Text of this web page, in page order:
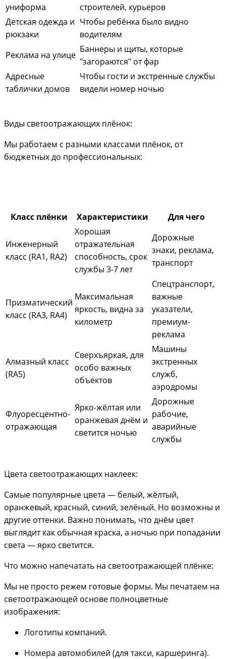
униформа
строителей, курьеров
Детская одежда и
рюкзаки
Чтобы ребёнка было видно
водителям
Реклама на улице
Баннеры и щиты, которые
"загораются" от фар
Адресные
таблички домов
Чтобы гости и экстренные службы
видели номер ночью
Виды светоотражающих плёнок:
Мы работаем с разными классами плёнок, от
бюджетных до профессиональных:
Класс плёнки Характеристики Для чего
Инженерный
класс (RA1, RA2)
Хорошая
отражательная
способность, срок
службы 3-7 лет
Дорожные
знаки, реклама,
транспорт
Призматический
класс (RA3, RA4)
Максимальная
яркость, видна за
километр
Спецтранспорт,
важные
указатели,
премиум-
реклама
Алмазный класс
(RA5)
Сверхъяркая, для
особо важных
объектов
Машины
экстренных
служб,
аэродромы
Флуоресцентно-
отражающая
Ярко-жёлтая или
оранжевая днём и
светится ночью
Дорожные
рабочие,
аварийные
службы
Цвета светоотражающих наклеек:
Самые популярные цвета — белый, жёлтый,
оранжевый, красный, синий, зелёный. Но возможны и
другие оттенки. Важно понимать, что днём цвет
выглядит как обычная краска, а ночью при попадании
света — ярко светится.
Что можно напечатать на светоотражающей плёнке:
Мы не просто режем готовые формы. Мы печатаем на
светоотражающей основе полноцветные
изображения:
Логотипы компаний.
Номера автомобилей (для такси, каршеринга).